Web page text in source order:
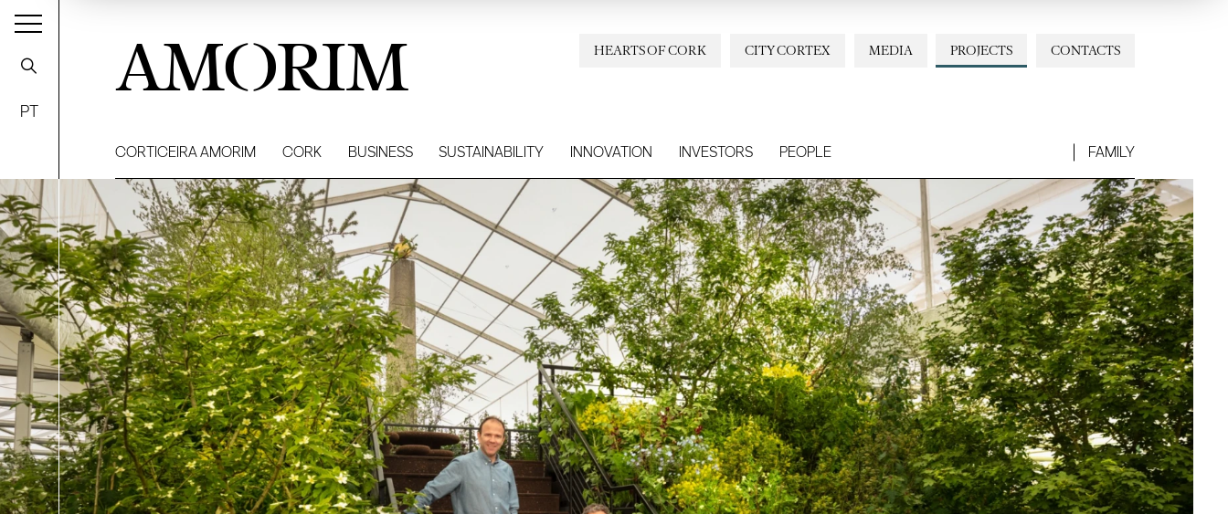
PT
AMORIM CONTACTS
PROJECTS
MEDIA
CITY CORTEX
HEARTS OF CORK
CORTICEIRA AMORIM CORK BUSINESS SUSTAINABILITY INNOVATION INVESTORS PEOPLE FAMILY